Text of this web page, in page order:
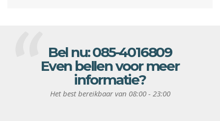
Bel nu:085-4016809
Even bellen voor meer
informatie?
Het best bereikbaar van 08:00 - 23:00